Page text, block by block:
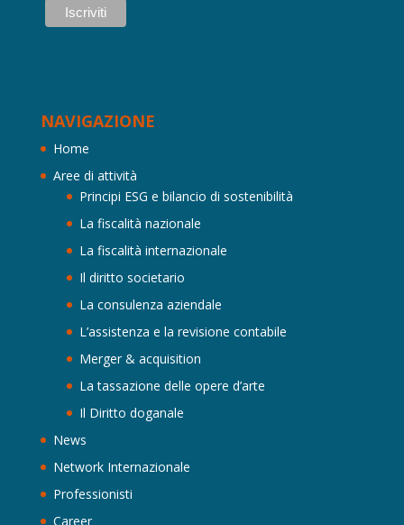
NAVIGAZIONE
Home
Aree di attività
Principi ESG e bilancio di sostenibilità
La fiscalità nazionale
La fiscalità internazionale
Il diritto societario
La consulenza aziendale
L’assistenza e la revisione contabile
Merger & acquisition
La tassazione delle opere d’arte
Il Diritto doganale
News
Network Internazionale
Professionisti
Career